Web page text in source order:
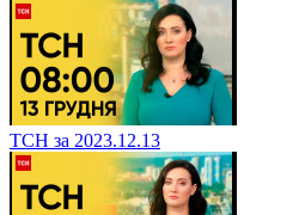
ТСН за 2023.12.13